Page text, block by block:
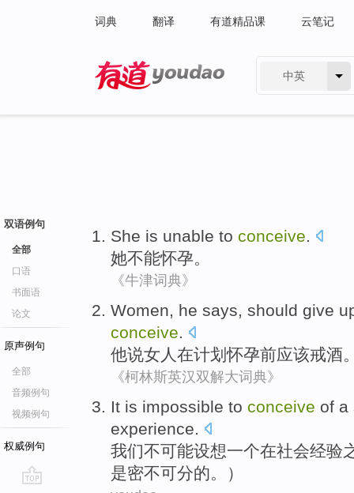
词典 翻译 有道精品课 云笔记
中英
双语例句
全部
口语
书面语
论文
原声例句
全部
音频例句
视频例句
权威例句
She is unable to conceive.
她不能怀孕。
《牛津词典》
Women, he says, should give
conceive.
他说女人 在计划怀孕前应该戒酒
《柯林斯英汉双解大词典》
It is impossible to conceive of a
experience
我们不可能设想一个在社会经验
是密不可分的。）